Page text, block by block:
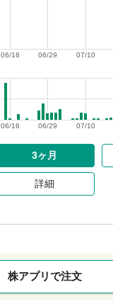
07/10
06/29
06/16
07/10
06/29
06/16
3ヶ月
詳細
株アプリで注文